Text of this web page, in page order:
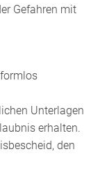
Gefahren mit
Unterlagen
erhalten.
den